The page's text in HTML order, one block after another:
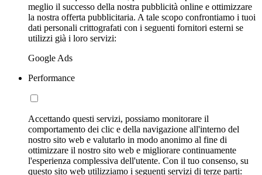
meglio il successo della nostra pubblicità online e ottimizzare
la nostra offerta pubblicitaria. A tale scopo confrontiamo i tuoi
dati personali crittografati con i seguenti fornitori esterni se
utilizzi già i loro servizi:
Google Ads
Performance
Accettando questi servizi, possiamo monitorare il
comportamento dei clic e della navigazione all'interno del
nostro sito web e valutarlo in modo anonimo al fine di
ottimizzare il nostro sito web e migliorare continuamente
l'esperienza complessiva dell'utente. Con il tuo consenso, su
questo sito web utilizziamo i seguenti servizi di terze parti: